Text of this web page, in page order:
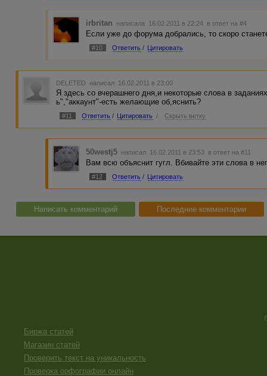
irbritan написала 16.02.2011 в 22:24 в ответ на #4
Если уже до форума добрались, то скоро
#10 Ответить / Цитировать
DELETED написал 16.02.2011 в 23:00
Я здесь со вчерашнего дня,и некоторые слова в
ь","аккаунт"-есть желающие об,яснить?
#11 Ответить / Цитировать / Скрыть ветку
50westj5 написал 16.02.2011 в 23:53 в ответ на #11
Вам всю объяснит гугл. Вбивайте эти слова в
#12 Ответить / Цитировать
Написать комментарий Последние комментарии
Биржа статей
Магазин статей
Проверить текст на уникальность
Проверка орфографии онлайн